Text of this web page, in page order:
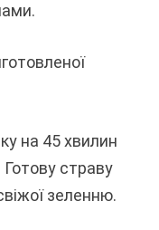
на 45 хвилин
Готову страву
зеленню.